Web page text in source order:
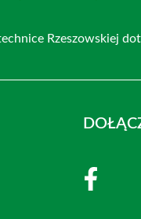
Rzeszowskiej